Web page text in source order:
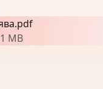
MB